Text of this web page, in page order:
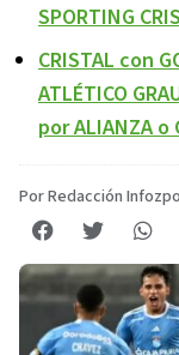
SPORTING
CRISTAL con
ATLÉTICO
por ALIANZA o
Por Redacción